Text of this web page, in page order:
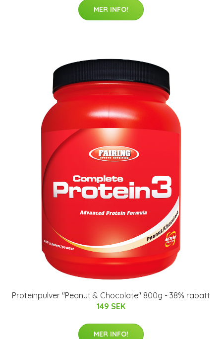
MER INFO!
Proteinpulver "Peanut & Chocolate" 800g - 38% rabatt
149 SEK
MER INFO!